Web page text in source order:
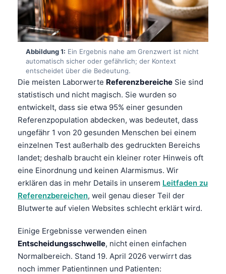
Abbildung 1: Ein Ergebnis nahe am Grenzwert ist nicht
automatisch sicher oder gefährlich; der Kontext
entscheidet über die Bedeutung.
Die meisten Laborwerte Referenzbereiche Sie sind
statistisch und nicht magisch. Sie wurden so
entwickelt, dass sie etwa 95% einer gesunden
Referenzpopulation abdecken, was bedeutet, dass
ungefähr 1 von 20 gesunden Menschen bei einem
einzelnen Test außerhalb des gedruckten Bereichs
landet; deshalb braucht ein kleiner roter Hinweis oft
eine Einordnung und keinen Alarmismus. Wir
erklären das in mehr Details in unserem Leitfaden zu
Referenzbereichen, weil genau dieser Teil der
Blutwerte auf vielen Websites schlecht erklärt wird.
Einige Ergebnisse verwenden einen
Entscheidungsschwelle, nicht einen einfachen
Normalbereich. Stand 19. April 2026 verwirrt das
noch immer Patientinnen und Patienten: